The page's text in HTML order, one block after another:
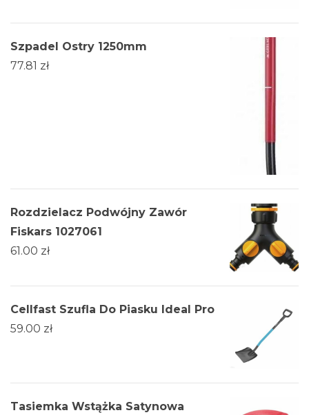
Szpadel Ostry 1250mm
77.81 zł
Rozdzielacz Podwójny Zawór
Fiskars 1027061
61.00 zł
Cellfast Szufla Do Piasku Ideal Pro
59.00 zł
Tasiemka Wstążka Satynowa